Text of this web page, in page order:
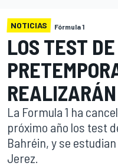
NOTICIAS Fórmula 1
LOS TEST DE
La Formula 1 ha
próximo año los test
Bahréin, y se
Jerez.